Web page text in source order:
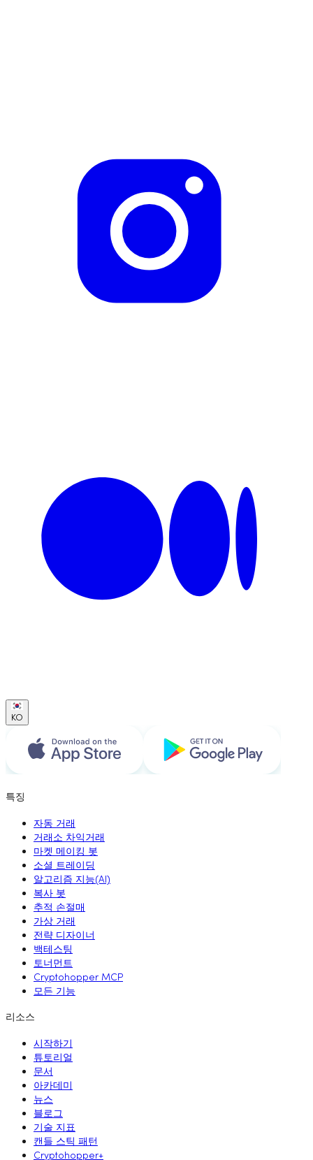
KO
특징
자동 거래
거래소 차익거래
마켓 메이킹 봇
소셜 트레이딩
알고리즘 지능(AI)
복사 봇
추적 손절매
가상 거래
전략 디자이너
백테스팅
토너먼트
Cryptohopper MCP
모든 기능
리소스
시작하기
튜토리얼
문서
아카데미
뉴스
블로그
기술 지표
캔들 스틱 패턴
Cryptohopper+